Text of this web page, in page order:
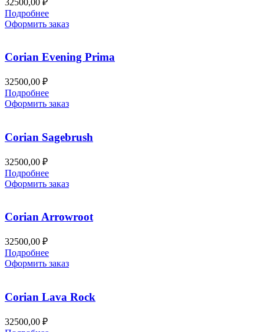
Подробнее
Оформить заказ
Corian Evening Prima
32500,00 ₽
Подробнее
Оформить заказ
Corian Sagebrush
32500,00 ₽
Подробнее
Оформить заказ
Corian Arrowroot
32500,00 ₽
Подробнее
Оформить заказ
Corian Lava Rock
32500,00 ₽